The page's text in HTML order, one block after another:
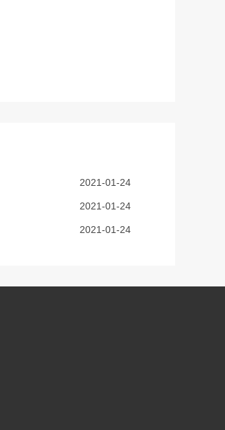
2021-01-24
2021-01-24
2021-01-24